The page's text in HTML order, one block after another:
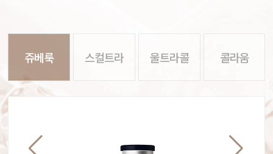
쥬베룩 스컬트라 울트라콜 콜라움